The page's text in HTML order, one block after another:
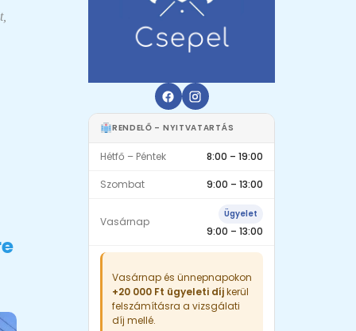
RENDELŐ – NYITVATARTÁS
Hétfő – Péntek 8:00 – 19:00
Szombat 9:00 – 13:00
Vasárnap
Ügyelet
9:00 – 13:00
Vasárnap és ünnepnapokon
+20 000 Ft ügyeleti díjkerül
felszámításra a vizsgálati
díj mellé.